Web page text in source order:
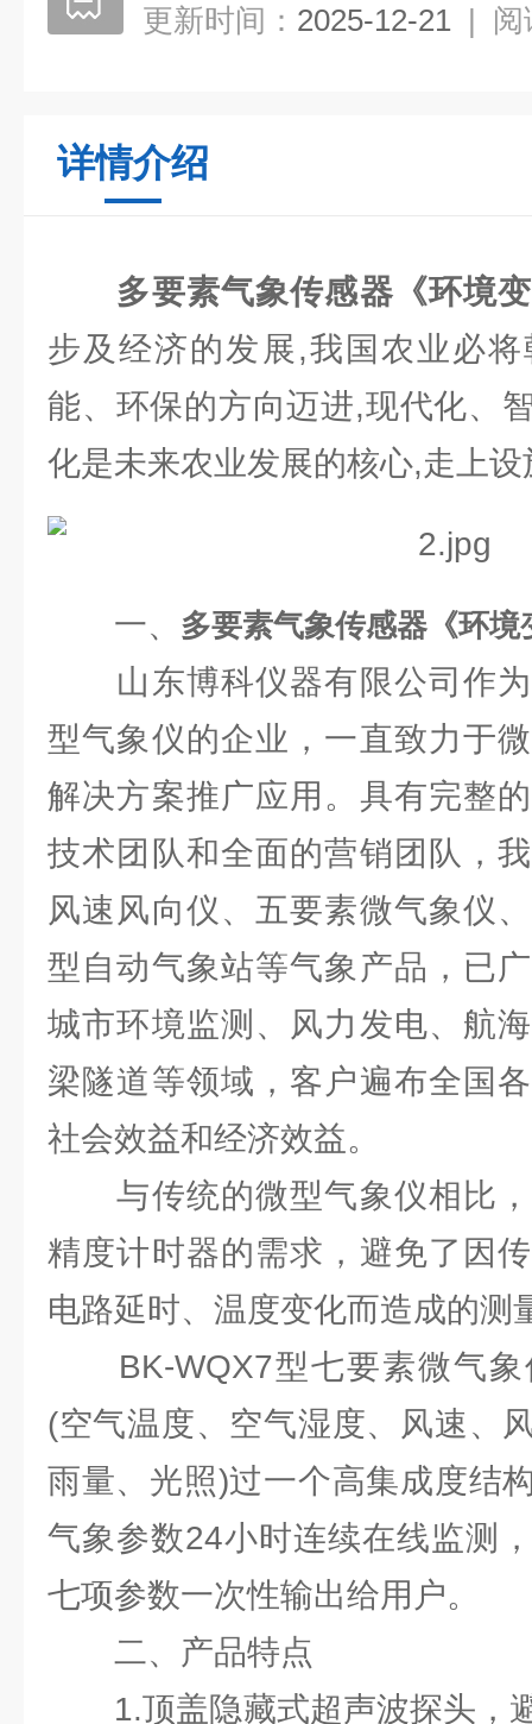
更新时间： 2025-12-21 | 阅
详情介绍
多要素气象传感器《环境
步及经济的发展,我国农业必
能、环保的方向迈进,现代化、
化是未来农业发展的核心,走上
一、 多要素气象传感器《环境
山东博科仪器有限公司作为
型气象仪的企业，一直致力于
解决方案推广应用。具有完整
技术团队和全面的营销团队，
风速风向仪、五要素微气象仪
型自动气象站等气象产品，已
城市环境监测、风力发电、航
梁隧道等领域，客户遍布全国
社会效益和经济效益。
与传统的微型气象仪相比，
精度计时器的需求，避免了因
电路延时、温度变化而造成的测
BK-WQX7型七要素微气象
(空气温度、空气湿度、风速、
雨量、光照)过一个高集成度结
气象参数24小时连续在线监测
七项参数一次性输出给用户。
二、产品特点
1.顶盖隐藏式超声波探头，